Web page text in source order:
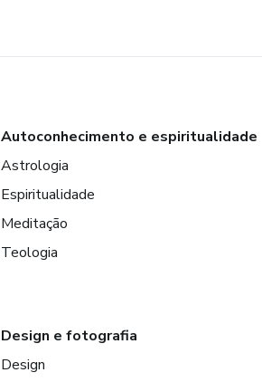
Autoconhecimento e espiritualidade
Astrologia
Espiritualidade
Meditação
Teologia
Design e fotografia
Design